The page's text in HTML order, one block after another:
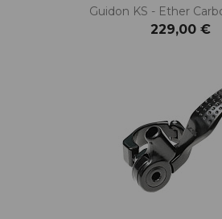
Guidon KS - Ether
229,00 €